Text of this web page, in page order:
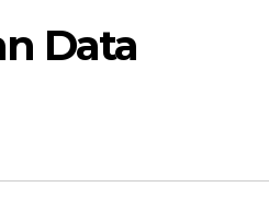
Data